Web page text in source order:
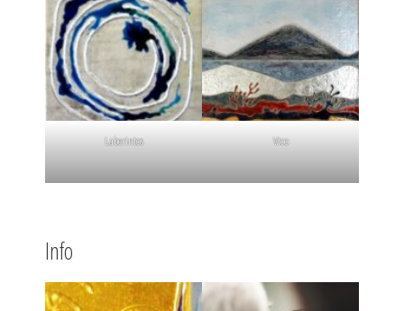
Laberintos Vico
Info